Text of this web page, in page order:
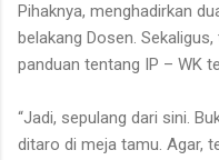
Pihaknya, menghadirkan
belakang Dosen.
panduan tentang IP – WK
“Jadi, sepulang dari sini.
ditaro di meja tamu. Agar,